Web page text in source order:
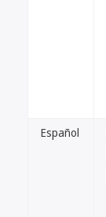
Español